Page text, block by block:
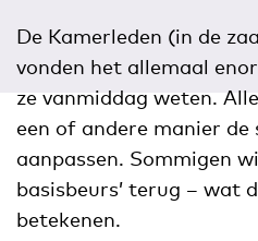
De Kamerleden (in de
vonden het allemaal
ze vanmiddag weten.
een of andere manier
aanpassen. Sommigen
basisbeurs’ terug – wat
betekenen.